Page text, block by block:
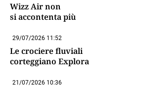
Wizz Air non
si accontenta più
29/07/2026 11:52
Le crociere fluviali
corteggiano Explora
21/07/2026 10:36